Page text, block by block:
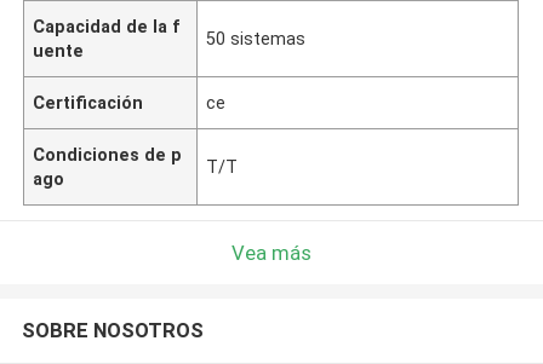
Capacidad de la f
uente
50 sistemas
Certificación ce
Condiciones de p
ago
T/T
Vea más
SOBRE NOSOTROS